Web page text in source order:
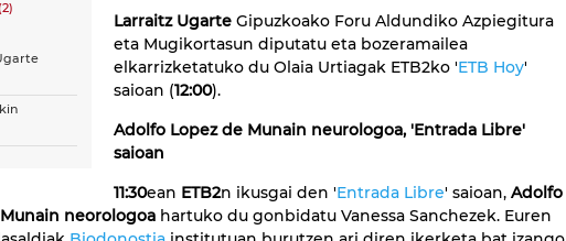
Larraitz Ugarte Gipuzkoako Foru Aldundiko Azpiegitura
eta Mugikortasun diputatu eta bozeramailea
elkarrizketatuko du Olaia Urtiagak ETB2ko 'ETB Hoy'
saioan (12:00).
Adolfo Lopez de Munain neurologoa, 'Entrada Libre'
saioan
11:30ean ETB2n ikusgai den 'Entrada Libre' saioan, Adolfo
neorologoa hartuko du gonbidatu Vanessa Sanchezek. Euren